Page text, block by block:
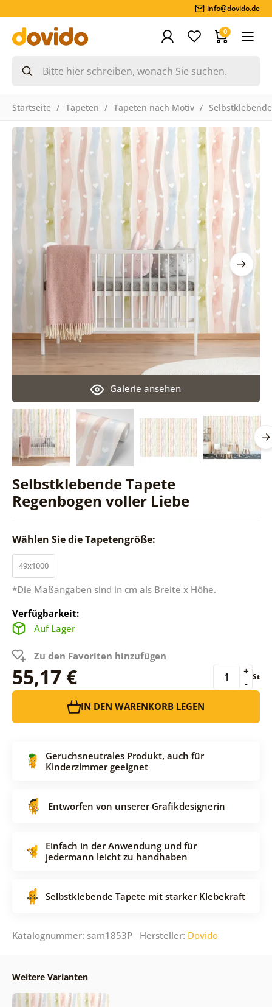
info@dovido.de
0
Startseite Tapeten Tapeten nach Motiv
Selbstklebende Tapete
Regenbogen voller Liebe
Galerie ansehen
Wählen Sie die Tapetengröße:
49x1000
*Die Maßangaben sind in cm als Breite x Höhe.
Verfügbarkeit:
Auf Lager
Zu den Favoriten hinzufügen
55,17 € -
+ St
IN DEN WARENKORB LEGEN
Geruchsneutrales Produkt, auch für
Kinderzimmer geeignet
Entworfen von unserer Grafikdesignerin
Einfach in der Anwendung und für
jedermann leicht zu handhaben
Selbstklebende Tapete mit starker Klebekraft
Katalognummer: sam1853P Hersteller: Dovido
Weitere Varianten